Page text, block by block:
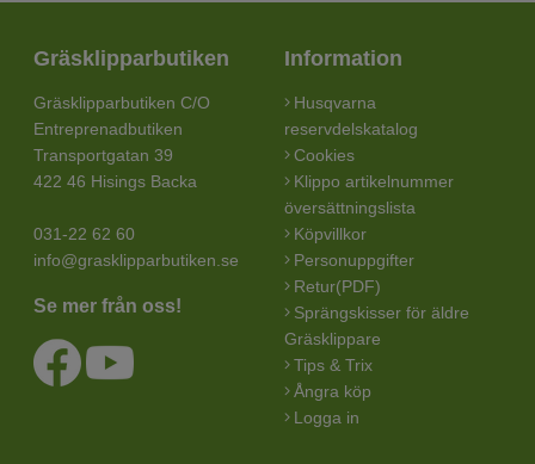
Gräsklipparbutiken
Gräsklipparbutiken C/O
Entreprenadbutiken
Transportgatan 39
422 46 Hisings Backa
031-22 62 60
info@grasklipparbutiken.se
Se mer från oss!
Information
Husqvarna
reservdelskatalog
Cookies
Klippo artikelnummer
översättningslista
Köpvillkor
Personuppgifter
Retur(PDF)
Sprängskisser för äldre
Gräsklippare
Tips & Trix
Ångra köp
Logga in